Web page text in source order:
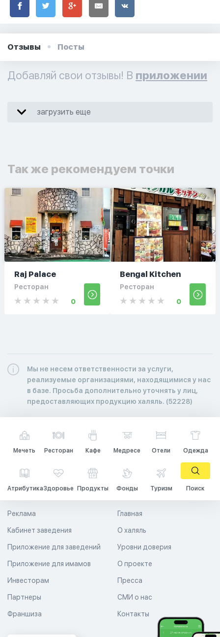
Отзывы Посты
Добавляй свои отзывы! В приложении
загрузить еще
Так же рекомендуем точки
Raj Palace
Ресторан
0
Bengal Kitchen
Ресторан
0
Мы не несем ответственности за услуги,
реализуемые организациями, находящимися у нас
в базе. Просьба дополнительно уточнять у лиц,
предоставляющих продукцию халяль. (52228)
Мечеть Ресторан Кафе Медресе Отели Одежда
АтрибутикаЗдоровье Продукты Фонды Туризм Поиск
Главная
О халяль
Уровни доверия
Реклама
Кабинет заведения
Приложение для заведений
Приложение для имамов О проекте
Пресса
СМИ о нас
Контакты
Инвесторам
Партнеры
Франшиза